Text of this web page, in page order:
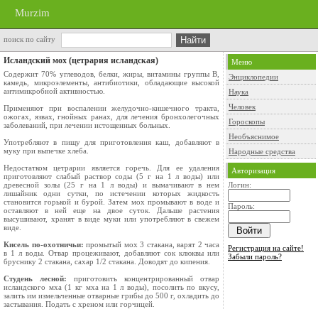
Murzim
поиск по сайту
Исландский мох (цетрария исландская)
Содержит 70% углеводов, белки, жиры, витамины группы В,
камедь, микроэлементы, антибиотики, обладающие высокой
антимикробной активностью.
Применяют при воспалении желудочно-кишечного тракта,
ожогах, язвах, гнойных ранах, для лечения бронхолегочных
заболеваний, при лечении истощенных больных.
Употребляют в пищу для приготовления каш, добавляют в
муку при выпечке хлеба.
Недостатком цетрарии является горечь. Для ее удаления
приготовляют слабый раствор соды (5 г на 1 л воды) или
древесной золы (25 г на 1 л воды) и вымачивают в нем
лишайник одни сутки, по истечении которых жидкость
становится горькой и бурой. Затем мох промывают в воде и
оставляют в ней еще на двое суток. Дальше растения
высушивают, хранят в виде муки или употребляют в свежем
виде.
Кисель по-охотничьи: промытый мох 3 стакана, варят 2 часа
в 1 л воды. Отвар процеживают, добавляют сок клюквы или
бруснику 2 стакана, сахар 1/2 стакана. Доводят до кипения.
Студень лесной: приготовить концентрированный отвар
исландского мха (1 кг мха на 1 л воды), посолить по вкусу,
залить им измельченные отварные грибы до 500 г, охладить до
застывания. Подать с хреном или горчицей.
Меню
Энциклопедии
Наука
Человек
Гороскопы
Необъяснимое
Народные средства
Авторизация
Логин:
Пароль:
Регистрация на сайте!
Забыли пароль?